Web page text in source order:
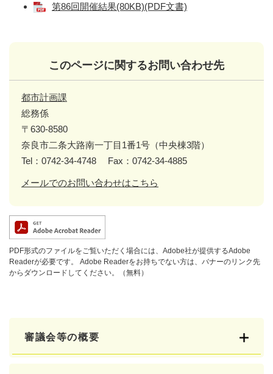
第86回開催結果(80KB)(PDF文書)
このページに関するお問い合わせ先
都市計画課
総務係
〒630-8580
奈良市二条大路南一丁目1番1号（中央棟3階）
Tel：0742-34-4748
Fax：0742-34-4885
メールでのお問い合わせはこちら
PDF形式のファイルをご覧いただく場合には、Adobe社が提供するAdobe
Readerが必要です。
Adobe Readerをお持ちでない方は、バナーのリンク先
からダウンロードしてください。（無料）
審議会等の概要